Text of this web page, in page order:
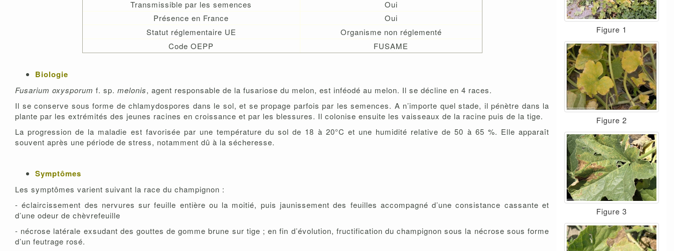
Transmissible par les semences
Oui
Présence en France
Oui
Statut réglementaire UE
Organisme non réglementé
Code OEPP
FUSAME
Biologie
Fusarium oxysporum f. sp. melonis, agent responsable de la fusariose du melon, est inféodé au melon. Il se décline en 4 races.
Il se conserve sous forme de chlamydospores dans le sol, et se propage parfois par les semences. A n’importe quel stade, il pénètre dans la
plante par les extrémités des jeunes racines en croissance et par les blessures. Il colonise ensuite les vaisseaux de la racine puis de la tige.
La progression de la maladie est favorisée par une température du sol de 18 à 20°C et une humidité relative de 50 à 65 %. Elle apparaît
souvent après une période de stress, notamment dû à la sécheresse.
Symptômes
Les symptômes varient suivant la race du champignon :
- éclaircissement des nervures sur feuille entière ou la moitié, puis jaunissement des feuilles accompagné d’une consistance cassante et
d’une odeur de chèvrefeuille
- nécrose latérale exsudant des gouttes de gomme brune sur tige ; en fin d’évolution, fructification du champignon sous la nécrose sous forme
d’un feutrage rosé.
Figure 1
Figure 2
Figure 3